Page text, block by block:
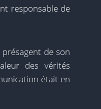
responsable de
de son
des vérités
était en